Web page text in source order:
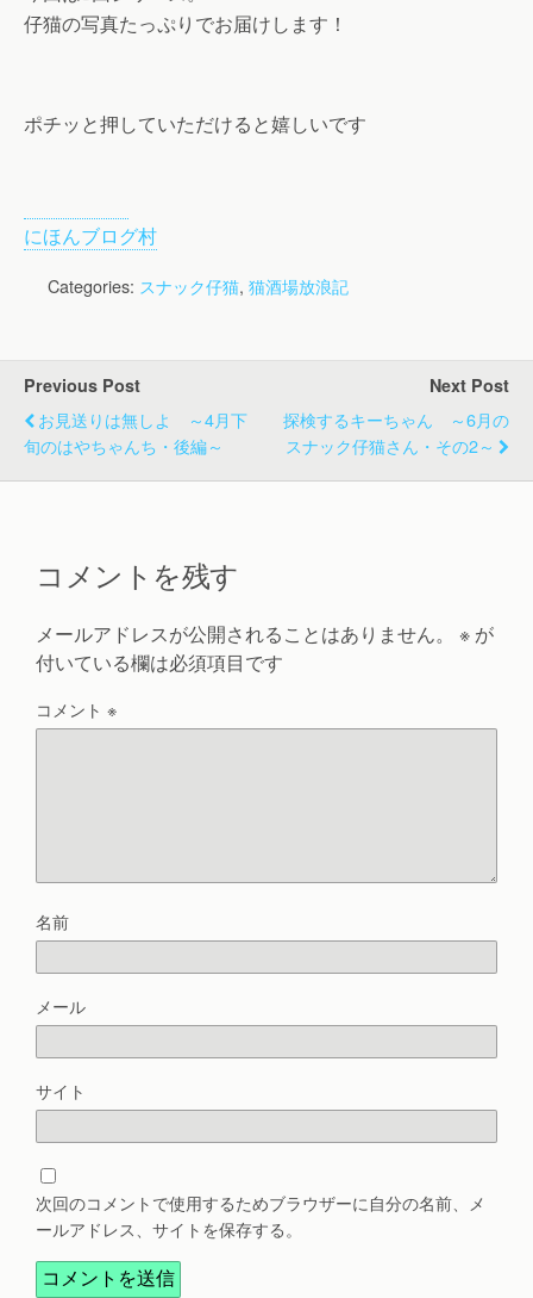
仔猫の写真たっぷりでお届けします！
ポチッと押していただけると嬉しいです
にほんブログ村
Categories: スナック仔猫, 猫酒場放浪記
Previous Post
お見送りは無しよ ～4月下
旬のはやちゃんち・後編～
Next Post
探検するキーちゃん ～6月の
スナック仔猫さん・その2～
コメントを残す
メールアドレスが公開されることはありません。 ※ が
付いている欄は必須項目です
コメント ※
名前
メール
サイト
次回のコメントで使用するためブラウザーに自分の名前、メ
ールアドレス、サイトを保存する。